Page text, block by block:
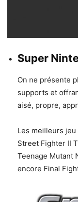
Super
On ne présente
supports et
aisé, propre,
Les meilleurs
Street Fighter II
Teenage Mutant
encore Final